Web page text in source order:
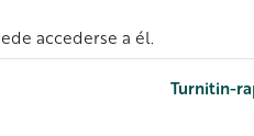
accederse a él.
Turnitin-